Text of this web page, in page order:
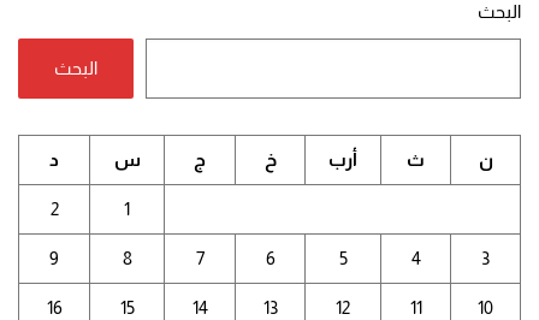
البحث
البحث
ن ث أرب خ ج س د
1
2
3
4
5
6
7
8
9
10
11
12
13
14
15
16